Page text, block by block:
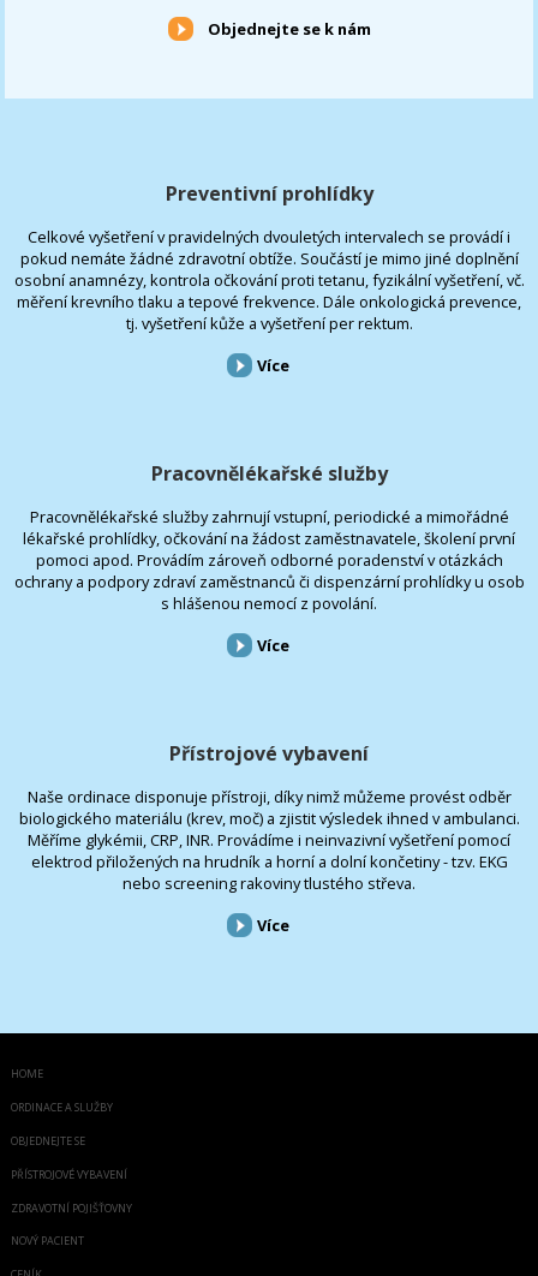
Objednejte se k nám
Preventivní prohlídky
Celkové vyšetření v pravidelných dvouletých intervalech se provádí i
pokud nemáte žádné zdravotní obtíže. Součástí je mimo jiné doplnění
osobní anamnézy, kontrola očkování proti tetanu, fyzikální vyšetření, vč.
měření krevního tlaku a tepové frekvence. Dále onkologická prevence,
tj. vyšetření kůže a vyšetření per rektum.
Více
Pracovnělékařské služby
Pracovnělékařské služby zahrnují vstupní, periodické a mimořádné
lékařské prohlídky, očkování na žádost zaměstnavatele, školení první
pomoci apod. Provádím zároveň odborné poradenství v otázkách
ochrany a podpory zdraví zaměstnanců či dispenzární prohlídky u osob
s hlášenou nemocí z povolání.
Více
Přístrojové vybavení
Naše ordinace disponuje přístroji, díky nimž můžeme provést odběr
biologického materiálu (krev, moč) a zjistit výsledek ihned v ambulanci.
Měříme glykémii, CRP, INR. Provádíme i neinvazivní vyšetření pomocí
elektrod přiložených na hrudník a horní a dolní končetiny - tzv. EKG
nebo screening rakoviny tlustého střeva.
Více
HOME
ORDINACE A SLUŽBY
OBJEDNEJTE SE
PŘÍSTROJOVÉ VYBAVENÍ
ZDRAVOTNÍ POJIŠŤOVNY
NOVÝ PACIENT